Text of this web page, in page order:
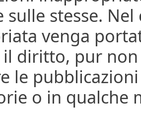
sulle stesse.
venga
il diritto, pur
le
o in qualche